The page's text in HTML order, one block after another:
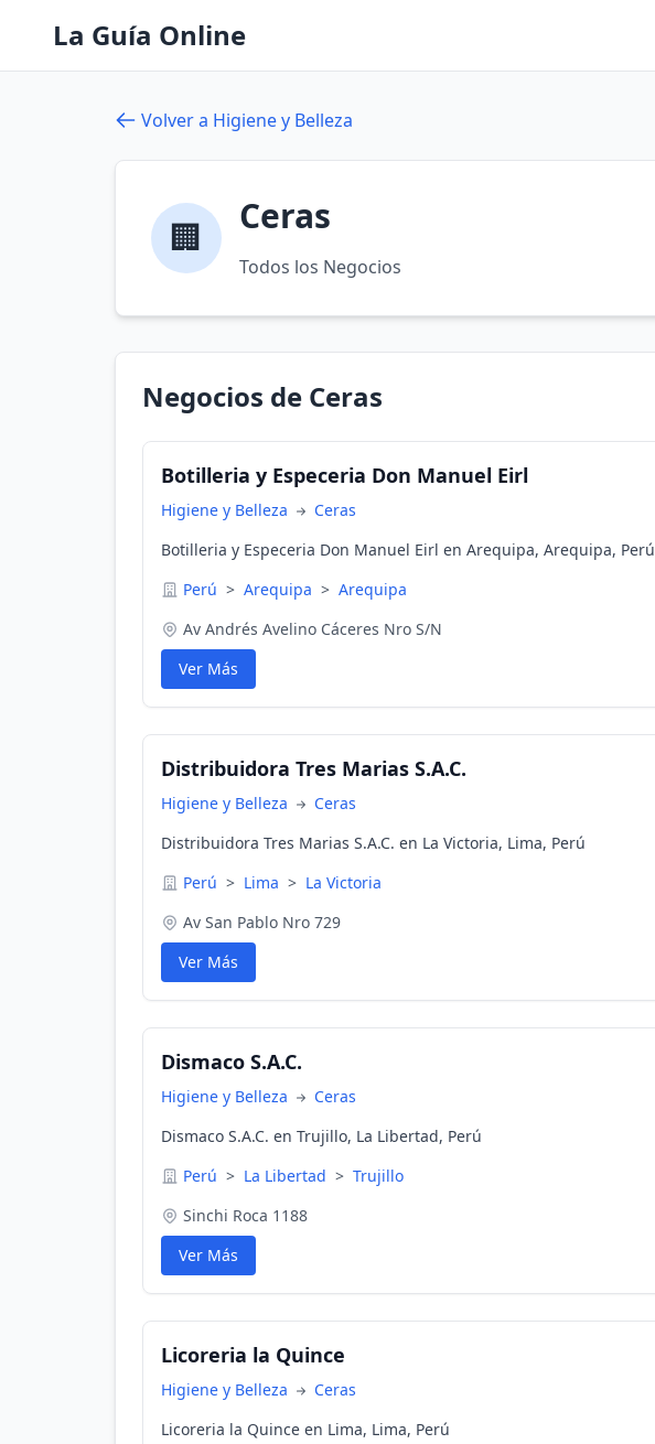
La Guía Online
Volver a Higiene y Belleza
🏢 Ceras
Todos los Negocios
Negocios de Ceras
Botilleria y Especeria Don Manuel Eirl
Higiene y Belleza
Ceras
Botilleria y Especeria Don Manuel Eirl en Arequipa, Arequipa, Perú
Perú > Arequipa > Arequipa
Av Andrés Avelino Cáceres Nro S/N
Ver Más
Distribuidora Tres Marias S.A.C.
Higiene y Belleza
Ceras
Distribuidora Tres Marias S.A.C. en La Victoria, Lima, Perú
Perú > Lima > La Victoria
Av San Pablo Nro 729
Ver Más
Dismaco S.A.C.
Higiene y Belleza
Ceras
Dismaco S.A.C. en Trujillo, La Libertad, Perú
Perú > La Libertad > Trujillo
Sinchi Roca 1188
Ver Más
Licoreria la Quince
Higiene y Belleza
Ceras
Licoreria la Quince en Lima, Lima, Perú